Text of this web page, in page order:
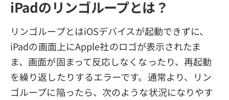
iPadのリンゴループとは？
リンゴループとはiOSデバイスが起動できずに、
iPadの画面上にApple社のロゴが表示されたま
ま、画面が固まって反応しなくなったり、再起動
を繰り返したりするエラーです。通常より、リン
ゴループに陥ったら、次のような状況になりやす